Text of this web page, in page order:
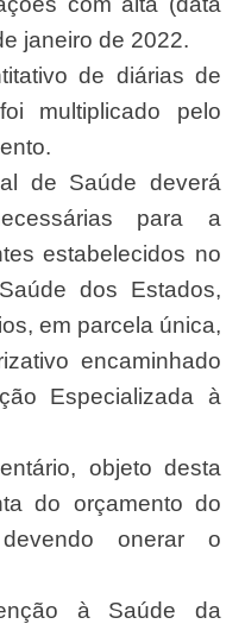
janeiro de 2022.
de diárias de
multiplicado pelo
de Saúde deverá
para a
estabelecidos no
dos Estados,
em parcela única,
zativoencaminhado
Especializada à
objeto desta
do orçamento do
devendo onerar
o
à Saúde da